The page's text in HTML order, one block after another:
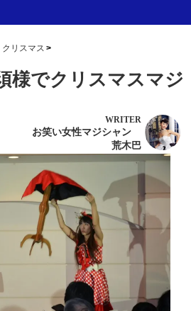
クリスマス
様でクリスマスマジ
WRITER
お笑い女性マジシャン
荒木巴